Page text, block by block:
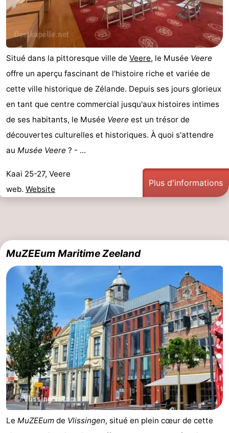
vélo
Équitation
-
Manèges
-
Terrains
golf
-
Sportive
Equitation
Conduite
l'anneau
et
manger
Événements
Pratiques
Forum
-
Stationnement
Adresses
Médicales
Région
Zeeland
Schouwen-
Duiveland
-
Renesse
-
Brouwershaven
-
Situé dans la pittoresque ville de Veere, le Musée Veere
offre un aperçu fascinant de l'histoire riche et variée de
cette ville historique de Zélande. Depuis ses jours glorieux
en tant que centre commercial jusqu'aux histoires intimes
de ses habitants, le Musée Veere est un trésor de
découvertes culturelles et historiques. À quoi s'attendre
au Musée Veere ? - ...
Kaai 25-27, Veere
web. Website
Plus d'informations
MuZEEum Maritime Zeeland
Le MuZEEum de Vlissingen, situé en plein cœur de cette